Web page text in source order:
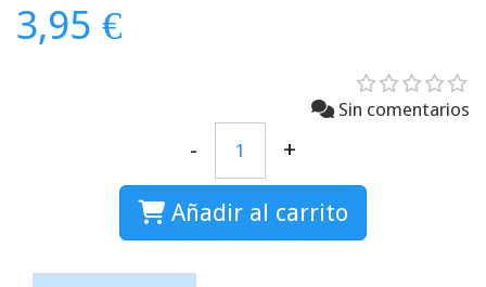
3,95 €
Sin comentarios
- +
Añadir al carrito